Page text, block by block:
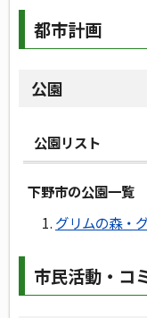
都市計画
公園
公園リスト
下野市の公園一覧
グリムの森・
市民活動・コ